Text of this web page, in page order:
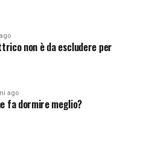
e ricevere le principali
alla nostra Newsletter
e ricevere le principali
alla nostra Newsletter
non è da escludere per
ago
fa dormire meglio?